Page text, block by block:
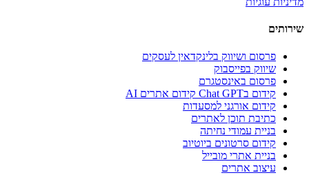
שירותים
פרסום ושיווק בלינקדאין לעסקים
שיווק בפייסבוק
פרסום באינסטגרם
קידום בChat GPT קידום אתרים AI
קידום אורגני למסעדות
כתיבת תוכן לאתרים
בניית עמודי נחיתה
קידום סרטונים ביוטיוב
בניית אתרי מובייל
עיצוב אתרים